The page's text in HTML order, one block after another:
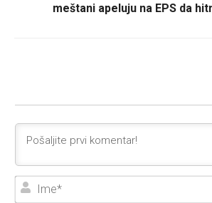
meštani apeluju na EPS da